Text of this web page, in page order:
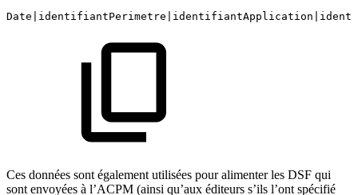
Ces données sont également utilisées pour alimenter les DSF qui
sont envoyées à l’ACPM (ainsi qu’aux éditeurs s’ils l’ont spécifié